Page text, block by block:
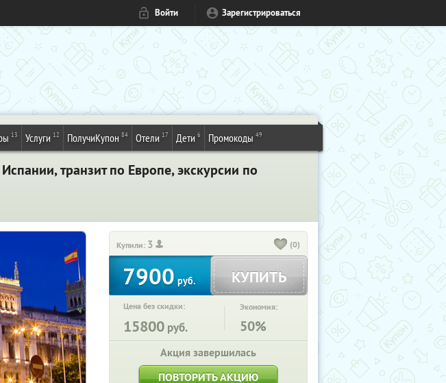
Войти Зарегистрироваться
13 Услуги 12 ПолучиКупон 84 Отели 17 Дети 6 Промокоды 49
транзит по Европе, экскурсии по
Купили: 3 (0)
7900руб. КУПИТЬ
Цена без скидки:
15800 руб.
Экономия:
50%
Акция завершилась
ПОВТОРИТЬ АКЦИЮ